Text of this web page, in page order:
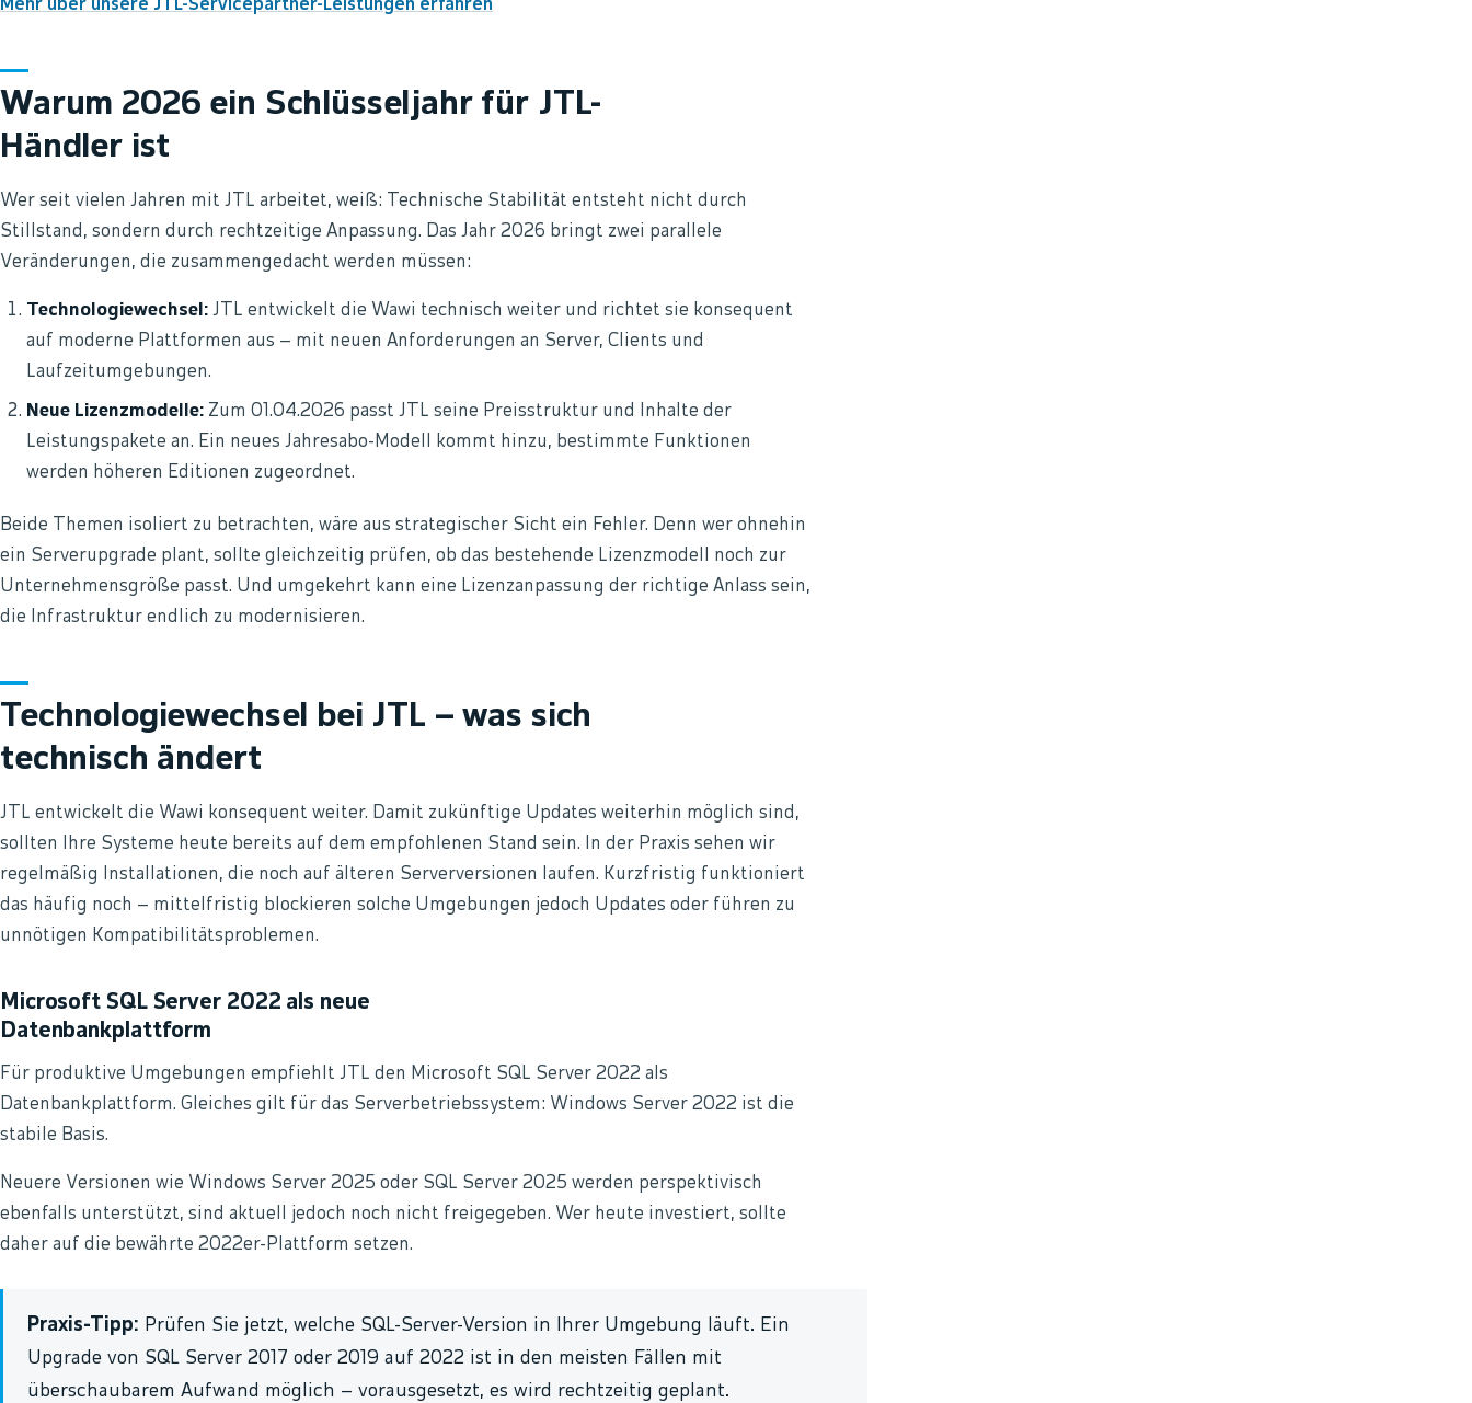
Mehr über unsere JTL-Servicepartner-Leistungen erfahren
Warum 2026 ein Schlüsseljahr für JTL-
Händler ist
Wer seit vielen Jahren mit JTL arbeitet, weiß: Technische Stabilität entsteht nicht durch
Stillstand, sondern durch rechtzeitige Anpassung. Das Jahr 2026 bringt zwei parallele
Veränderungen, die zusammengedacht werden müssen:
Technologiewechsel: JTL entwickelt die Wawi technisch weiter und richtet sie konsequent
auf moderne Plattformen aus – mit neuen Anforderungen an Server, Clients und
Laufzeitumgebungen.
Neue Lizenzmodelle: Zum 01.04.2026 passt JTL seine Preisstruktur und Inhalte der
Leistungspakete an. Ein neues Jahresabo-Modell kommt hinzu, bestimmte Funktionen
werden höheren Editionen zugeordnet.
Beide Themen isoliert zu betrachten, wäre aus strategischer Sicht ein Fehler. Denn wer ohnehin
ein Serverupgrade plant, sollte gleichzeitig prüfen, ob das bestehende Lizenzmodell noch zur
Unternehmensgröße passt. Und umgekehrt kann eine Lizenzanpassung der richtige Anlass sein,
die Infrastruktur endlich zu modernisieren.
Technologiewechsel bei JTL – was sich
technisch ändert
JTL entwickelt die Wawi konsequent weiter. Damit zukünftige Updates weiterhin möglich sind,
sollten Ihre Systeme heute bereits auf dem empfohlenen Stand sein. In der Praxis sehen wir
regelmäßig Installationen, die noch auf älteren Serverversionen laufen. Kurzfristig funktioniert
das häufig noch – mittelfristig blockieren solche Umgebungen jedoch Updates oder führen zu
unnötigen Kompatibilitätsproblemen.
Microsoft SQL Server 2022 als neue
Datenbankplattform
Für produktive Umgebungen empfiehlt JTL den Microsoft SQL Server 2022 als
Datenbankplattform. Gleiches gilt für das Serverbetriebssystem: Windows Server 2022 ist die
stabile Basis.
Neuere Versionen wie Windows Server 2025 oder SQL Server 2025 werden perspektivisch
ebenfalls unterstützt, sind aktuell jedoch noch nicht freigegeben. Wer heute investiert, sollte
daher auf die bewährte 2022er-Plattform setzen.
Praxis-Tipp: Prüfen Sie jetzt, welche SQL-Server-Version in Ihrer Umgebung läuft. Ein
Upgrade von SQL Server 2017 oder 2019 auf 2022 ist in den meisten Fällen mit
überschaubarem Aufwand möglich – vorausgesetzt, es wird rechtzeitig geplant.